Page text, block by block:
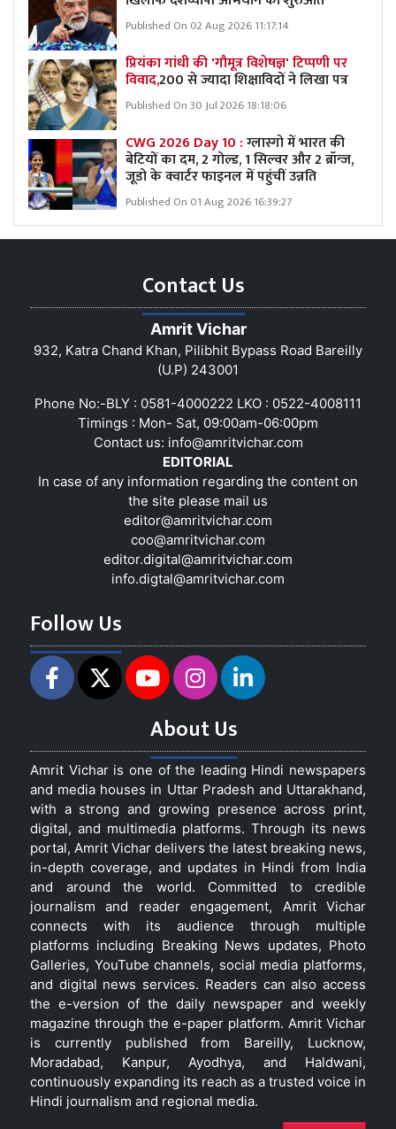
Published On 02 Aug 2026 11:17:14
प्रियंका गांधी की 'गौमूत्र विशेषज्ञ' टिप्पणी पर
विवाद,200 से ज्यादा शिक्षाविदों ने लिखा पत्र
Published On 30 Jul 2026 18:18:06
CWG 2026 Day 10 :ग्लास्गो में भारत की
बेटियों का दम, 2 गोल्ड, 1 सिल्वर और 2 ब्रॉन्ज,
जूडो के क्वार्टर फाइनल में पहुंचीं उन्नति
Published On 01 Aug 2026 16:39:27
Contact Us
Amrit Vichar
932, Katra Chand Khan, Pilibhit Bypass Road Bareilly
(U.P) 243001
Phone No:-BLY : 0581-4000222 LKO : 0522-4008111
Timings : Mon- Sat, 09:00am-06:00pm
Contact us: info@amritvichar.com
EDITORIAL
In case of any information regarding the content on
the site please mail us
editor@amritvichar.com
coo@amritvichar.com
editor.digital@amritvichar.com
info.digtal@amritvichar.com
Follow Us
About Us
Amrit Vichar is one of the leading Hindi newspapers
and media houses in Uttar Pradesh and Uttarakhand,
with a strong and growing presence across print,
digital, and multimedia platforms. Through its news
portal, Amrit Vichar delivers the latest breaking news,
in-depth coverage, and updates in Hindi from India
and around the world. Committed to credible
journalism and reader engagement, Amrit Vichar
connects with its audience through multiple
platforms including Breaking News updates, Photo
Galleries, YouTube channels, social media platforms,
and digital news services. Readers can also access
the e-version of the daily newspaper and weekly
magazine through the e-paper platform. Amrit Vichar
is currently published from Bareilly, Lucknow,
Moradabad, Kanpur, Ayodhya, and Haldwani,
continuously expanding its reach as a trusted voice in
Hindi journalism and regional media.